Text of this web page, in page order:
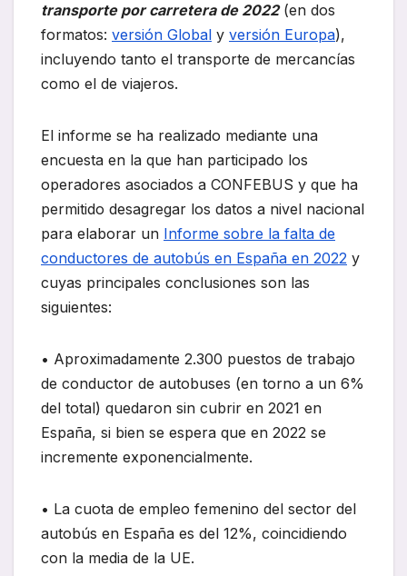
transporte por carretera de 2022(en dos
formatos: versión Global y versión Europa),
incluyendo tanto el transporte de mercancías
como el de viajeros.
El informe se ha realizado mediante una
encuesta en la que han participado los
operadores asociados a CONFEBUS y que ha
permitido desagregar los datos a nivel nacional
para elaborar un Informe sobre la falta de
conductores de autobús en España en 2022 y
cuyas principales conclusiones son las
siguientes:
• Aproximadamente 2.300 puestos de trabajo
de conductor de autobuses (en torno a un 6%
del total) quedaron sin cubrir en 2021 en
España, si bien se espera que en 2022 se
incremente exponencialmente.
• La cuota de empleo femenino del sector del
autobús en España es del 12%, coincidiendo
con la media de la UE.